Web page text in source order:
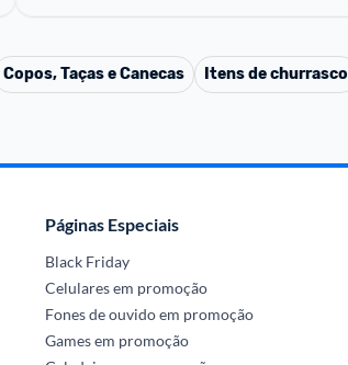
Copos, Taças e Canecas Itens de churrasco
Páginas Especiais
Black Friday
Celulares em promoção
Fones de ouvido em promoção
Games em promoção